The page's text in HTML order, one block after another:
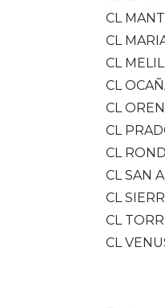
CL
CL
CL
CL
CL
CL
CL
CL SAN
CL
CL
CL